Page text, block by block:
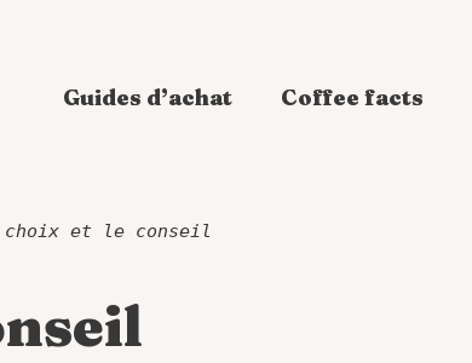
Guides d’achat Coffee facts
choix et le conseil